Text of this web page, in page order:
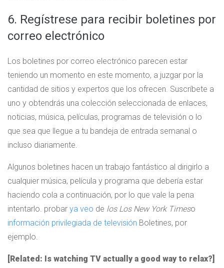
6. Regístrese para recibir boletines por
correo electrónico
Los boletines por correo electrónico parecen estar
teniendo un momento en este momento, a juzgar por la
cantidad de sitios y expertos que los ofrecen. Suscríbete a
uno y obtendrás una colección seleccionada de enlaces,
noticias, música, películas, programas de televisión o lo
que sea que llegue a tu bandeja de entrada semanal o
incluso diariamente.
Algunos boletines hacen un trabajo fantástico al dirigirlo a
cualquier música, película y programa que debería estar
haciendo cola a continuación, por lo que vale la pena
intentarlo. probar ya veo de los Los New York Timeso
información privilegiada de televisión Boletines, por
ejemplo.
[Related: Is watching TV actually a good way to relax?]